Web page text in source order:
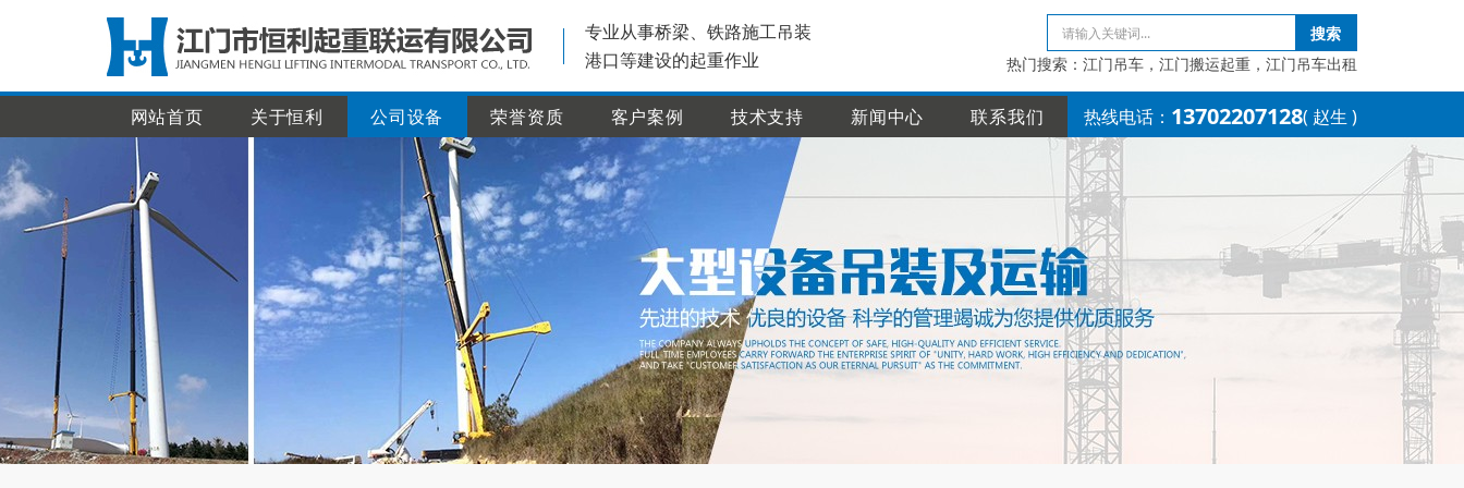
专业从事桥梁、铁路施工吊装
港口等建设的起重作业
搜索
热门搜索：江门吊车，江门搬运起重，江门吊车出租
网站首页 关于恒利 公司设备 荣誉资质 客户案例 技术支持 新闻中心 联系我们 热线电话： 13702207128( 赵生 )